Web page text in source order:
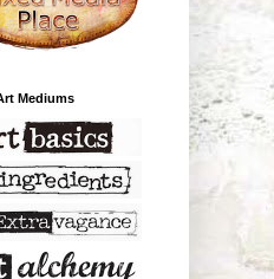
Mediums